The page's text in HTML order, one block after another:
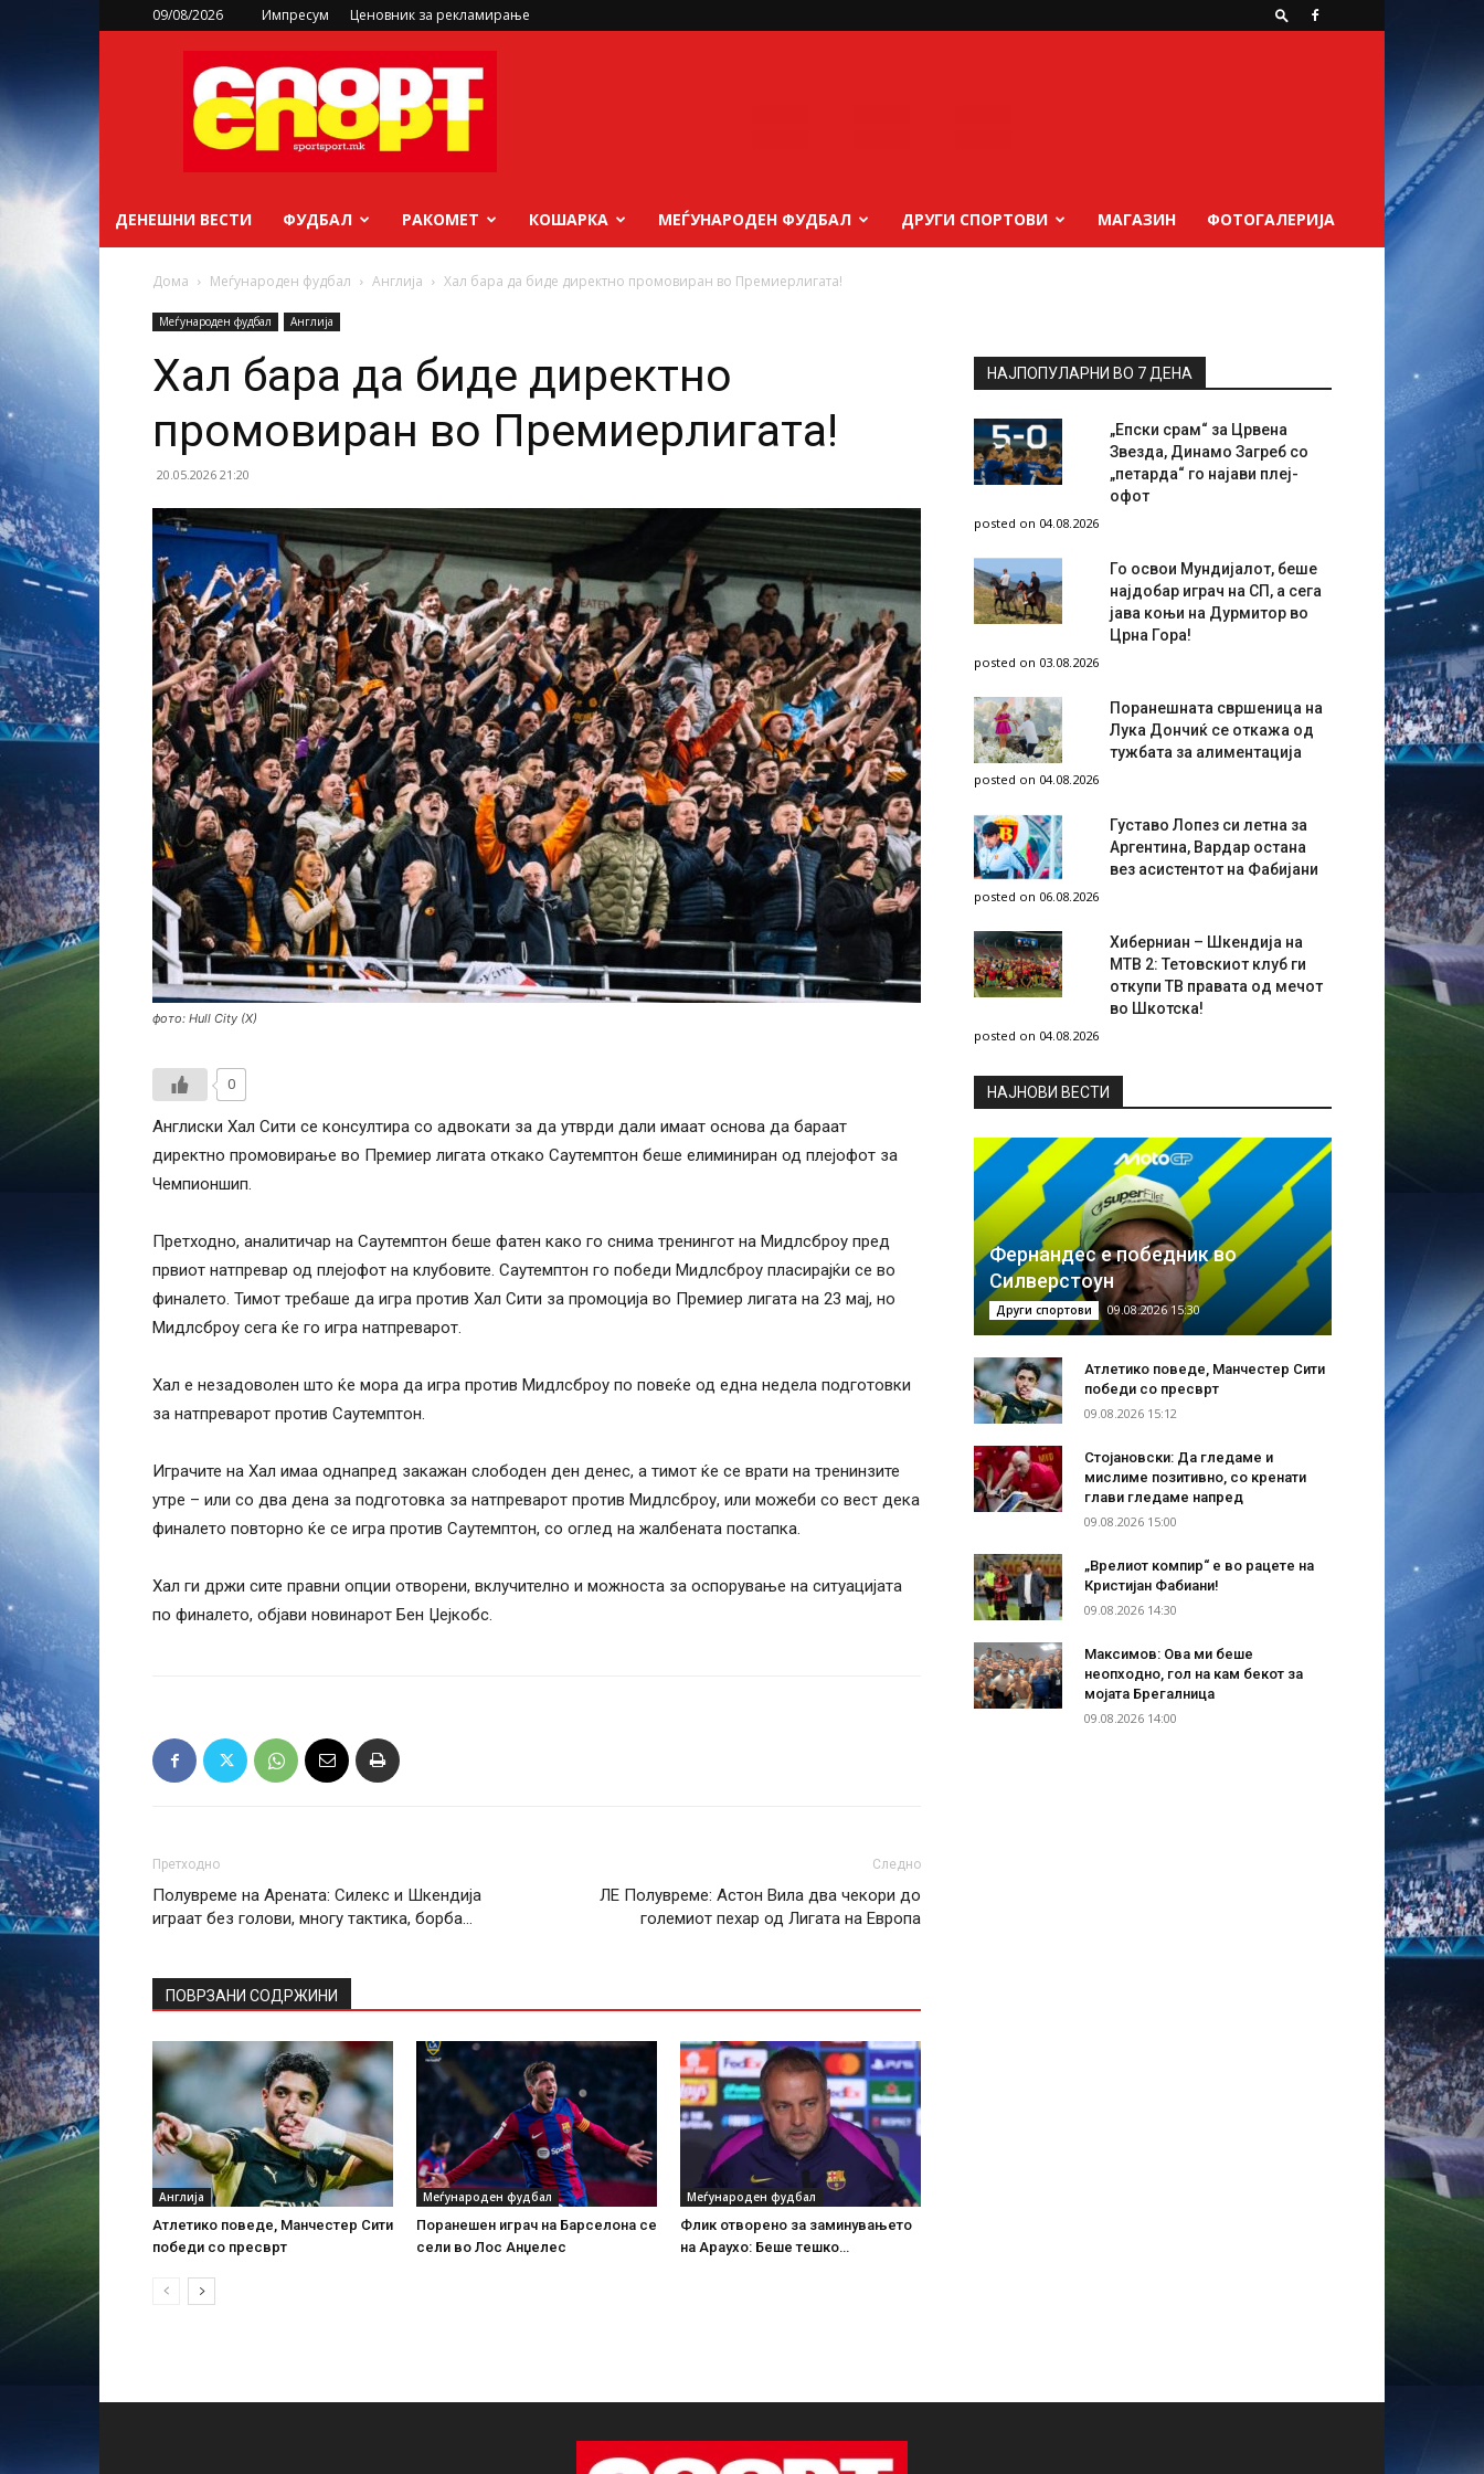
09/08/2026 Импресум Ценовник за рекламирање
sportsport.mk
ДЕНЕШНИ ВЕСТИ ФУДБАЛ РАКОМЕТ КОШАРКА МЕЃУНАРОДЕН ФУДБАЛ ДРУГИ СПОРТОВИ МАГАЗИН ФОТОГАЛЕРИЈА
Дома Меѓународен фудбал Англија Хал бара да биде директно промовиран во Премиерлигата!
Меѓународен фудбал Англија
Хал бара да биде директно
промовиран во Премиерлигата!
20.05.2026 21:20
фото: Hull City (X)
0
Англиски Хал Сити се консултира со адвокати за да утврди дали имаат основа да бараат
директно промовирање во Премиер лигата откако Саутемптон беше елиминиран од плејофот за
Чемпионшип.
Претходно, аналитичар на Саутемптон беше фатен како го снима тренингот на Мидлсброу пред
првиот натпревар од плејофот на клубовите. Саутемптон го победи Мидлсброу пласирајќи се во
финалето. Тимот требаше да игра против Хал Сити за промоција во Премиер лигата на 23 мај, но
Мидлсброу сега ќе го игра натпреварот.
Хал е незадоволен што ќе мора да игра против Мидлсброу по повеќе од една недела подготовки
за натпреварот против Саутемптон.
Играчите на Хал имаа однапред закажан слободен ден денес, а тимот ќе се врати на тренинзите
утре – или со два дена за подготовка за натпреварот против Мидлсброу, или можеби со вест дека
финалето повторно ќе се игра против Саутемптон, со оглед на жалбената постапка.
Хал ги држи сите правни опции отворени, вклучително и можноста за оспорување на ситуацијата
по финалето, објави новинарот Бен Џејкобс.
Претходно
Полувреме на Арената: Силекс и Шкендија
играат без голови, многу тактика, борба…
Следно
ЛЕ Полувреме: Астон Вила два чекори до
големиот пехар од Лигата на Европа
ПОВРЗАНИ СОДРЖИНИ
Англија
Атлетико поведе, Манчестер Сити
победи со пресврт
Меѓународен фудбал
Поранешен играч на Барселона се
сели во Лос Анџелес
Меѓународен фудбал
Флик отворено за заминувањето
на Араухо: Беше тешко…
НАЈПОПУЛАРНИ ВО 7 ДЕНА
„Епски срам“ за Црвена
Звезда, Динамо Загреб со
„петарда“ го најави плеј-
офот
posted on 04.08.2026
Го освои Мундијалот, беше
најдобар играч на СП, а сега
јава коњи на Дурмитор во
Црна Гора!
posted on 03.08.2026
Поранешната свршеница на
Лука Дончиќ се откажа од
тужбата за алиментација
posted on 04.08.2026
Густаво Лопез си летна за
Аргентина, Вардар остана
вез асистентот на Фабијани
posted on 06.08.2026
Хиберниан – Шкендија на
МТВ 2: Тетовскиот клуб ги
откупи ТВ правата од мечот
во Шкотска!
posted on 04.08.2026
НAЈНОВИ ВЕСТИ
Фернандес е победник во
Силверстоун
Други спортови 09.08.2026 15:30
Атлетико поведе, Манчестер Сити
победи со пресврт
09.08.2026 15:12
Стојановски: Да гледаме и
мислиме позитивно, со кренати
глави гледаме напред
09.08.2026 15:00
„Врелиот компир“ е во рацете на
Кристијан Фабиани!
09.08.2026 14:30
Максимов: Ова ми беше
неопходно, гол на кам бекот за
мојата Брегалница
09.08.2026 14:00